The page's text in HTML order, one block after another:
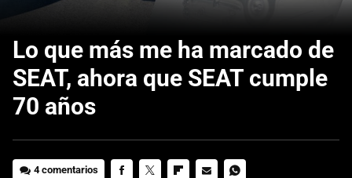
Lo que más me ha marcado de
SEAT, ahora que SEAT cumple
70 años
4 comentarios